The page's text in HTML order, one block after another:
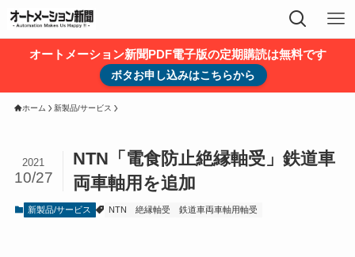
オートメーション新聞PDF電子版の定期購読は無料です
ボタお申し込みはこちらから
ホーム 新製品/サービス
NTN「電食防止絶縁軸受」鉄道車
両車軸用を追加
2021
10/27
新製品/サービス NTN 絶縁軸受 鉄道車両車軸用軸受